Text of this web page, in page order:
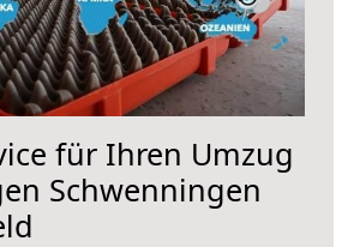
für Ihren Umzug
Schwenningen